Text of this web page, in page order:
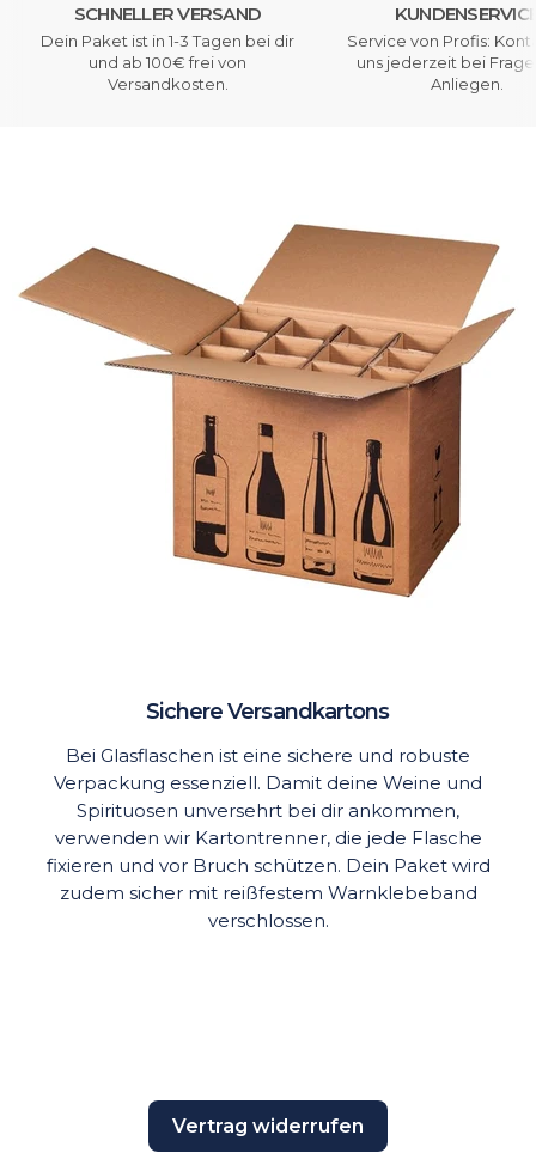
SCHNELLER VERSAND
Dein Paket ist in 1-3 Tagen bei dir
und ab 100€ frei von
Versandkosten.
Service von Profis:
uns jederzeit bei
Anliegen.
Sichere Versandkartons
Bei Glasflaschen ist eine sichere und robuste
Verpackung essenziell. Damit deine Weine und
Spirituosen unversehrt bei dir ankommen,
verwenden wir Kartontrenner, die jede Flasche
fixieren und vor Bruch schützen. Dein Paket wird
zudem sicher mit reißfestem Warnklebeband
verschlossen.
Vertrag widerrufen